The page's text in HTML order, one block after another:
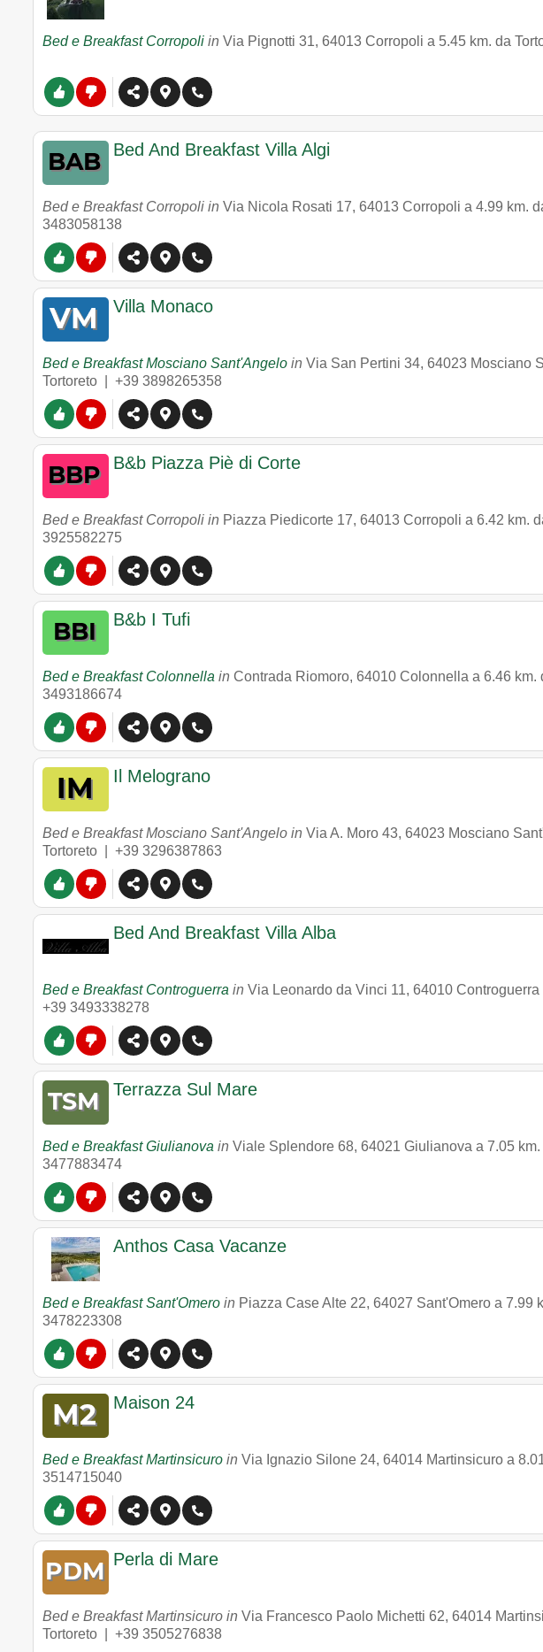
Bed e Breakfast Corropoli in Via Pignotti 31, 64013 Corropoli a 5.45 km. da
Bed And Breakfast Villa Algi
Bed e Breakfast Corropoli in Via Nicola Rosati 17, 64013 Corropoli a 4.99 km.
3483058138
Villa Monaco
Bed e Breakfast Mosciano Sant'Angelo in Via San Pertini 34, 64023 Mosciano
Tortoreto | +39 3898265358
B&b Piazza Piè di Corte
Bed e Breakfast Corropoli in Piazza Piedicorte 17, 64013 Corropoli a 6.42 km.
3925582275
B&b I Tufi
Bed e Breakfast Colonnella in Contrada Riomoro, 64010 Colonnella a 6.46 km.
3493186674
Il Melograno
Bed e Breakfast Mosciano Sant'Angelo in Via A. Moro 43, 64023 Mosciano
Tortoreto | +39 3296387863
Bed And Breakfast Villa Alba
Bed e Breakfast Controguerra in Via Leonardo da Vinci 11, 64010 Controguerra
+39 3493338278
Terrazza Sul Mare
Bed e Breakfast Giulianova in Viale Splendore 68, 64021 Giulianova a 7.05
3477883474
Anthos Casa Vacanze
Bed e Breakfast Sant'Omero in Piazza Case Alte 22, 64027 Sant'Omero a 7.99
3478223308
Maison 24
Bed e Breakfast Martinsicuro in Via Ignazio Silone 24, 64014 Martinsicuro a
3514715040
Perla di Mare
Bed e Breakfast Martinsicuro in Via Francesco Paolo Michetti 62, 64014
Tortoreto | +39 3505276838